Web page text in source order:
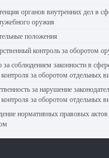
органов внутренних дел в
оружия
положения
контроль за оборотом
соблюдением законности в
контроля за оборотом отдельных
за нарушение
контроля за оборотом отдельных
нормативных правовых актов